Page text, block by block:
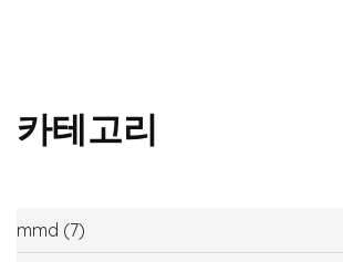
카테고리
mmd (7)